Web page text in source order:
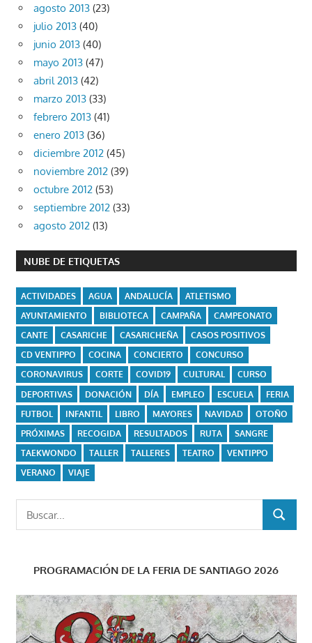
agosto 2013 (23)
julio 2013 (40)
junio 2013 (40)
mayo 2013 (47)
abril 2013 (42)
marzo 2013 (33)
febrero 2013 (41)
enero 2013 (36)
diciembre 2012 (45)
noviembre 2012 (39)
octubre 2012 (53)
septiembre 2012 (33)
agosto 2012 (13)
NUBE DE ETIQUETAS
ACTIVIDADES AGUA ANDALUCÍA
ATLETISMO
AYUNTAMIENTO
BIBLIOTECA CAMPAÑA
CAMPEONATO
CANTE
CASARICHE CASARICHEÑA
CASOS POSITIVOS
CD VENTIPPO
COCINA CONCIERTO
CONCURSO
CORONAVIRUS
CORTE COVID19 CULTURAL
CURSO
DEPORTIVAS
DONACIÓN DÍA EMPLEO ESCUELA
FERIA
FUTBOL
INFANTIL LIBRO MAYORES NAVIDAD
OTOÑO
PRÓXIMAS
RECOGIDA RESULTADOS RUTA
SANGRE
TAEKWONDO
TALLER TALLERES TEATRO
VENTIPPO
VERANO
VIAJE
BUSCAR
PROGRAMACIÓN DE LA FERIA DE SANTIAGO 2026